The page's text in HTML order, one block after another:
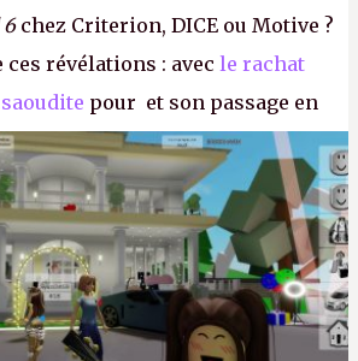
chez Criterion, DICE ou Motive ?
révélations : avec le rachat
pour et son passage en
n'aura bientôt plus
ses bilans. Encore une
P.